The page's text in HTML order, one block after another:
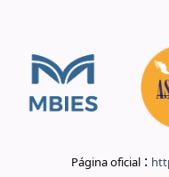
Página oficial :